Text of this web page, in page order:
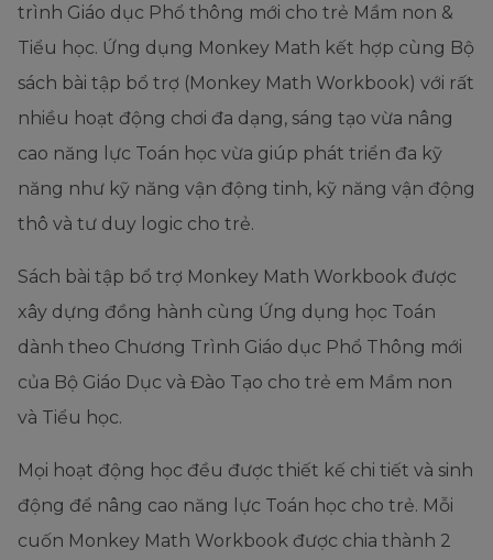
trình Giáo dục Phổ thông mới cho trẻ Mầm non &
Tiểu học. Ứng dụng Monkey Math kết hợp cùng Bộ
sách bài tập bổ trợ (Monkey Math Workbook) với rất
nhiều hoạt động chơi đa dạng, sáng tạo vừa nâng
cao năng lực Toán học vừa giúp phát triển đa kỹ
năng như kỹ năng vận động tinh, kỹ năng vận động
thô và tư duy logic cho trẻ.
Sách bài tập bổ trợ Monkey Math Workbook được
xây dựng đồng hành cùng Ứng dụng học Toán
dành theo Chương Trình Giáo dục Phổ Thông mới
của Bộ Giáo Dục và Đào Tạo cho trẻ em Mầm non
và Tiểu học.
Mọi hoạt động học đều được thiết kế chi tiết và sinh
động để nâng cao năng lực Toán học cho trẻ. Mỗi
cuốn Monkey Math Workbook được chia thành 2